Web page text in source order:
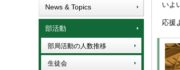
News & Topics
部活動
部局活動の人数推移
生徒会
いよ
応援